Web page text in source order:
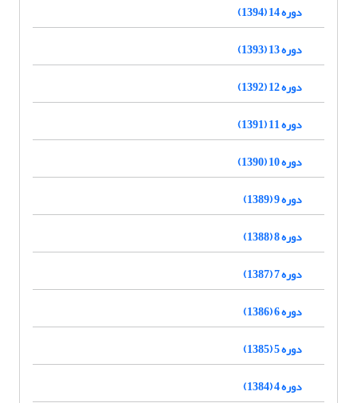
دوره 14 (1394)
دوره 13 (1393)
دوره 12 (1392)
دوره 11 (1391)
دوره 10 (1390)
دوره 9 (1389)
دوره 8 (1388)
دوره 7 (1387)
دوره 6 (1386)
دوره 5 (1385)
دوره 4 (1384)